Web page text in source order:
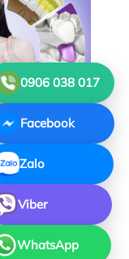
0906 038 017
Facebook
Zalo
Viber
WhatsApp